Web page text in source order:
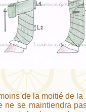
de la moitié de
ne se maintiendra